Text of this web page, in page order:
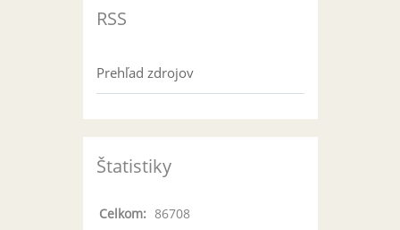
RSS
Prehľad zdrojov
Štatistiky
Celkom: 86708